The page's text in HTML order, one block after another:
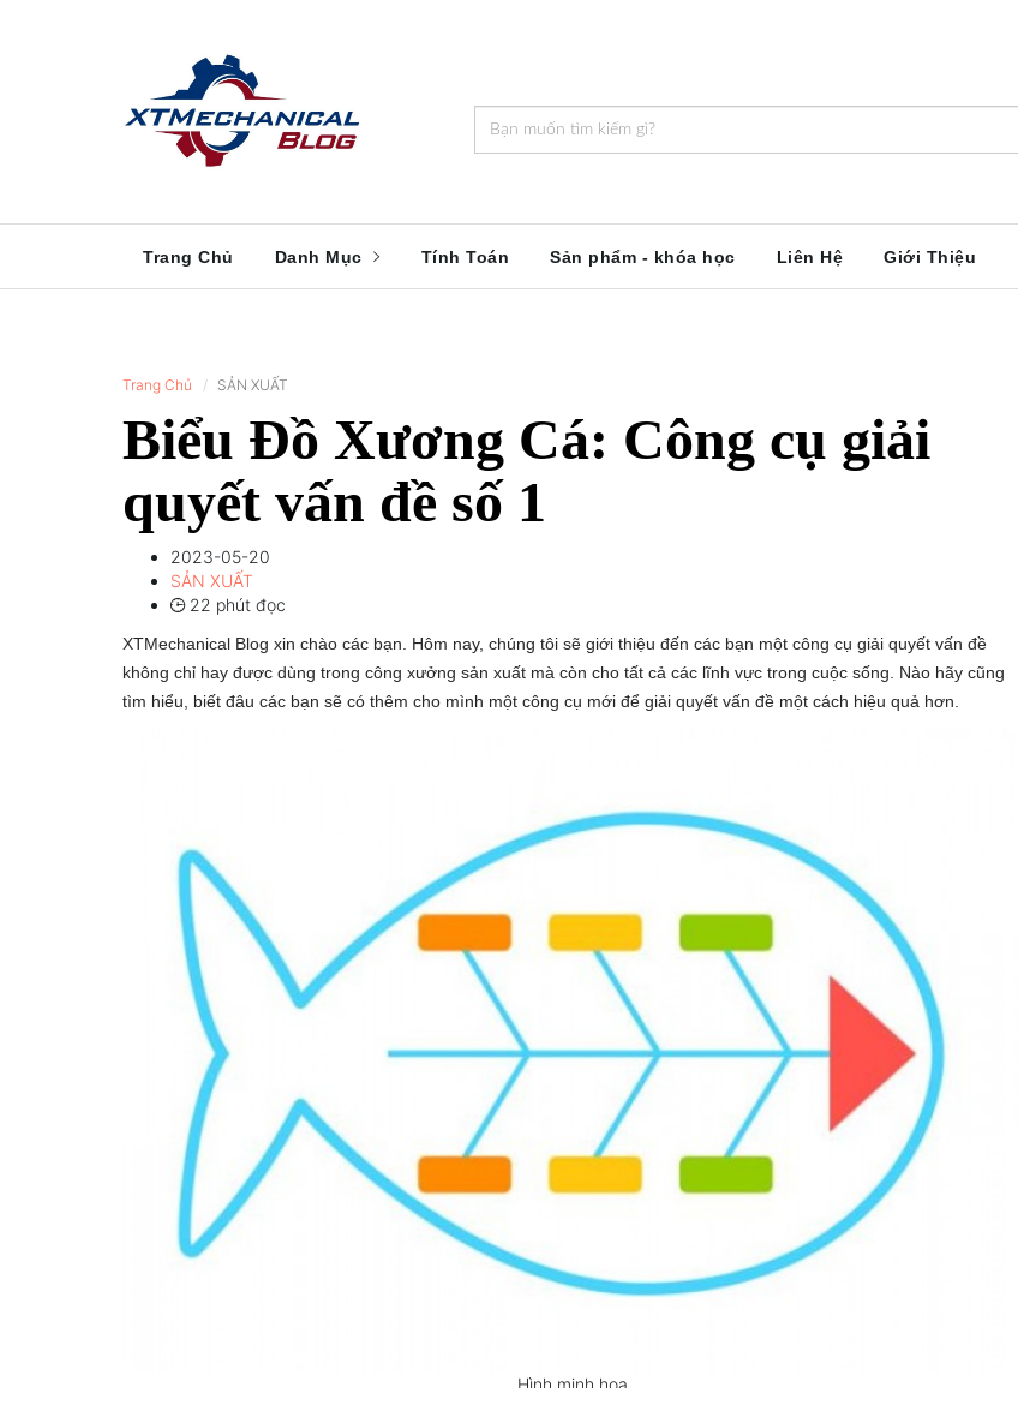
Trang Chủ Danh Mục Tính Toán Sản phẩm - khóa học Liên Hệ Giới Thiệu
Trang Chủ SẢN XUẤT
Biểu Đồ Xương Cá: Công cụ giải
quyết vấn đề số 1
2023-05-20
SẢN XUẤT
22 phút đọc
XTMechanical Blog xin chào các bạn. Hôm nay, chúng tôi sẽ giới thiệu đến các bạn một công cụ giải quyết vấn đề
không chỉ hay được dùng trong công xưởng sản xuất mà còn cho tất cả các lĩnh vực trong cuộc sống. Nào hãy cũng
tìm hiểu, biết đâu các bạn sẽ có thêm cho mình một công cụ mới để giải quyết vấn đề một cách hiệu quả hơn.
Hình minh họa